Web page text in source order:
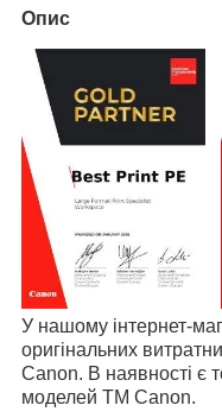
Опис
У нашому інтернет-
оригінальних
Canon. В наявності є
моделей TM Canon.